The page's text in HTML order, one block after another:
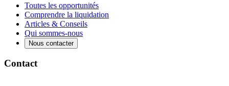
Toutes les opportunités
Comprendre la liquidation
Articles & Conseils
Qui sommes-nous
Nous contacter
Contact